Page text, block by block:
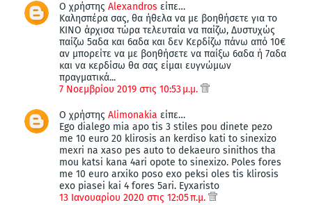
Ο χρήστης Alexandros είπε…
Καλησπέρα σας, θα ήθελα να με βοηθήσετε για το
ΚΙΝΟ άρχισα τώρα τελευταία να παίζω, Δυστυχώς
παίζω 5αδα και 6αδα και δεν Κερδίζω πάνω από 10€
αν μπορείτε να με βοηθήσετε να παίξω 6αδα ή 7αδα
και να κερδίσω θα σας είμαι ευγνώμων
πραγματικά...
7 Νοεμβρίου 2019 στις 10:53 μ.μ.
Ο χρήστης Alimonakia είπε…
Ego dialego mia apo tis 3 stiles pou dinete pezo
me 10 euro 20 klirosis an kerdiso kati to sinexizo
mexri na xaso pes auto to dekaeuro sinithos tha
mou katsi kana 4ari opote to sinexizo. Poles fores
me 10 euro arxiko poso exo peksi oles tis klirosis
exo piasei kai 4 fores 5ari. Eyxaristo
13 Ιανουαρίου 2020 στις 12:05 π.μ.